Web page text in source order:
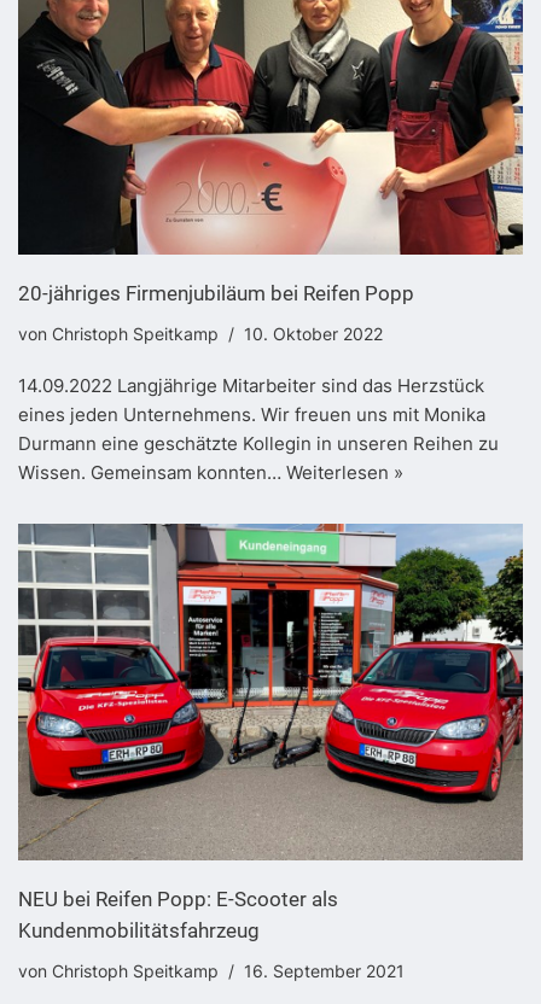
20-jähriges Firmenjubiläum bei Reifen Popp
von Christoph Speitkamp 10. Oktober 2022
14.09.2022 Langjährige Mitarbeiter sind das Herzstück
eines jeden Unternehmens. Wir freuen uns mit Monika
Durmann eine geschätzte Kollegin in unseren Reihen zu
Wissen. Gemeinsam konnten… Weiterlesen »
NEU bei Reifen Popp: E-Scooter als
Kundenmobilitätsfahrzeug
von Christoph Speitkamp 16. September 2021